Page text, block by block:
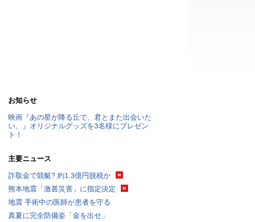
お知らせ
映画『あの星が降る丘で、君とまた出会いた
い。』オリジナルグッズを3名様にプレゼン
ト！
主要ニュース
詐取金で競艇? 約1.3億円脱税か
熊本地震「激甚災害」に指定決定
地震 手術中の医師が患者を守る
真夏に完全防備姿「金を出せ」